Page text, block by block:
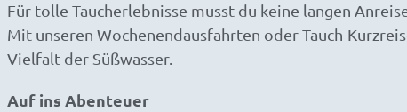
Für tolle Taucherlebnisse musst du keine langen
Mit unseren Wochenendausfahrten oder Tauch-
Vielfalt der Süßwasser.
Auf ins Abenteuer